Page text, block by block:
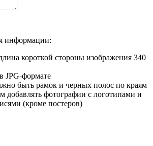
информации:
короткой стороны изображения 340
JPG-формате
быть рамок и черных полос по краям
добавлять фотографии с логотипами и
(кроме постеров)